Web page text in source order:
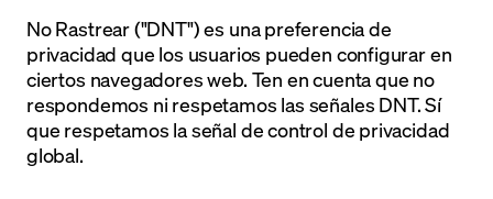
No Rastrear ("DNT") es una preferencia de
privacidad que los usuarios pueden configurar en
ciertos navegadores web. Ten en cuenta que no
respondemos ni respetamos las señales DNT. Sí
que respetamos la señal de control de privacidad
global.